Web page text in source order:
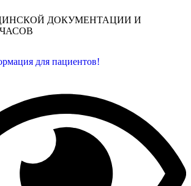
ДОКУМЕНТАЦИИ И
для пациентов!